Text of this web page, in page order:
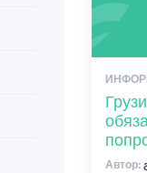
Автор: